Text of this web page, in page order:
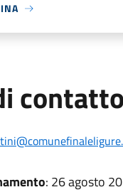
contatto
: 26 agosto